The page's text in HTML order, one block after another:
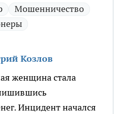
Мошенничество
Козлов
женщина стала
Инцидент начался